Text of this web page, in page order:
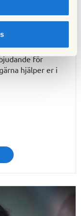
för
hjälper er i